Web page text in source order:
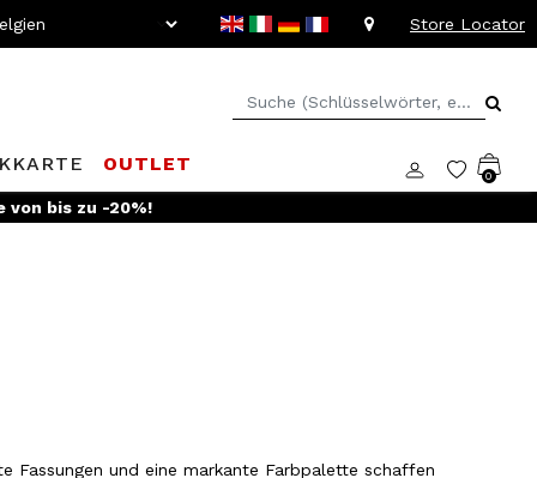
Store Locator
OUTLET
0
von bis zu -20%!
Fassungen und eine markante Farbpalette schaffen